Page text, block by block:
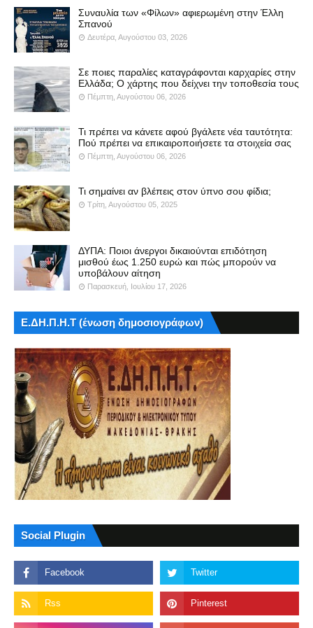
Συναυλία των «Φίλων» αφιερωμένη στην Έλλη
Σπανού
Δευτέρα, Αυγούστου 03, 2026
Σε ποιες παραλίες καταγράφονται καρχαρίες στην
Ελλάδα; Ο χάρτης που δείχνει την τοποθεσία τους
Πέμπτη, Αυγούστου 06, 2026
Τι πρέπει να κάνετε αφού βγάλετε νέα ταυτότητα:
Πού πρέπει να επικαιροποιήσετε τα στοιχεία σας
Πέμπτη, Αυγούστου 06, 2026
Τι σημαίνει αν βλέπεις στον ύπνο σου φίδια;
Τρίτη, Αυγούστου 05, 2025
ΔΥΠΑ: Ποιοι άνεργοι δικαιούνται επιδότηση
μισθού έως 1.250 ευρώ και πώς μπορούν να
υποβάλουν αίτηση
Παρασκευή, Ιουλίου 17, 2026
Ε.ΔΗ.Π.Η.Τ (ένωση δημοσιογράφων)
Social Plugin